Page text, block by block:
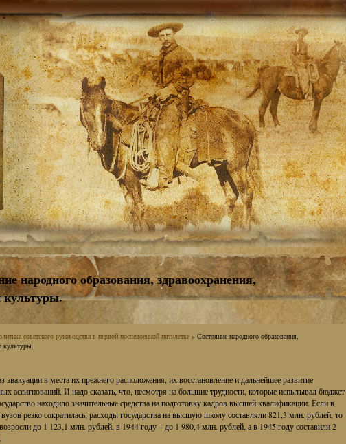
народного образования, здравоохранения,
культуры.
советского руководства в первой послевоенной пятилетке» Состояние народного образования,
культуры.
эвакуации в места их прежнего расположения, их восстановление и дальнейшее развитие
ассигнований. И надо сказать, что, несмотря на большие трудности, которые испытывал бюджет
находило значительные средства на подготовку кадров высшей квалификации. Если в
вузов резко сократилась, расходы государства на высшую школу составляли 821,3 млн. рублей, то
до 1 123,1 млн. рублей, в 1944 году – до 1 980,4 млн. рублей, а в 1945 году составили 2